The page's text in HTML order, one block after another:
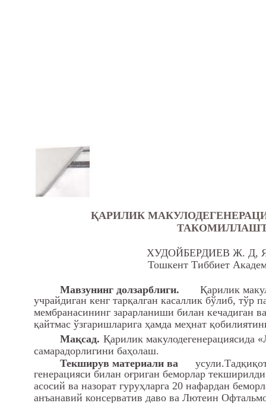
ҚАРИЛИК
ХУДОЙБЕРДИЕВ Ж. Д,
Тошкент Тиббиет
Мавзунинг долзарблиги.
Қарилик
учрайдиган кенг тарқалган касаллик бўлиб, тўр
мембранасининг зарарланиши билан кечадиган
қайтмас ўзгаришларига ҳамда меҳнат
Мақсад. Қарилик макулодегенерациясида
самарадорлигини баҳолаш.
Текширув материали ва
генерацияси билан оғриган беморлар
асосий ва назорат гуруҳларга 20 нафардан
анъанавий консерватив даво ва Лютеин